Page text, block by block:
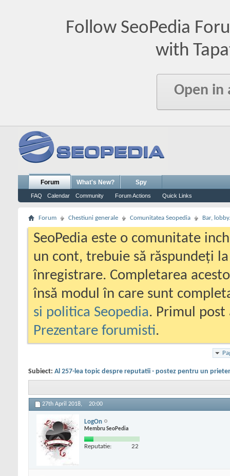
Follow SeoPedia
with
Open in
Forum
FAQ Calendar Community Forum Actions Quick Links
What's New? Spy
Forum Chestiuni generale Comunitatea Seopedia Bar,
SeoPedia este o comunitate
un cont, trebuie să răspundeți
înregistrare. Completarea
însă modul în care sunt
si politica Seopedia. Primul
Prezentare forumisti.
Subiect: Al 257-lea topic despre reputatii - postez pentru un
27th April 2018, 20:00
LogOn
Membru SeoPedia
Reputatie: 22